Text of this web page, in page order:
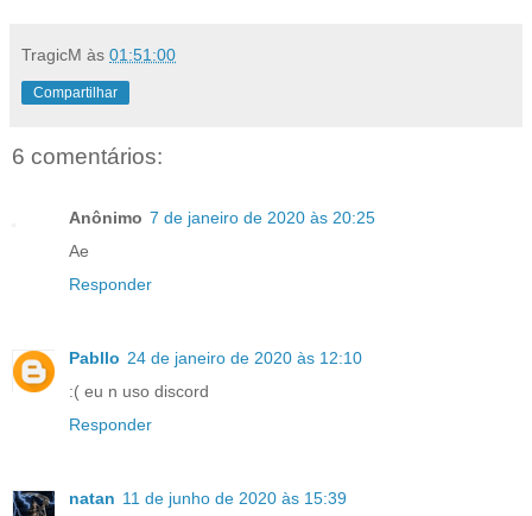
TragicM às 01:51:00
Compartilhar
6 comentários:
Anônimo 7 de janeiro de 2020 às 20:25
Ae
Responder
Pabllo 24 de janeiro de 2020 às 12:10
:( eu n uso discord
Responder
natan 11 de junho de 2020 às 15:39